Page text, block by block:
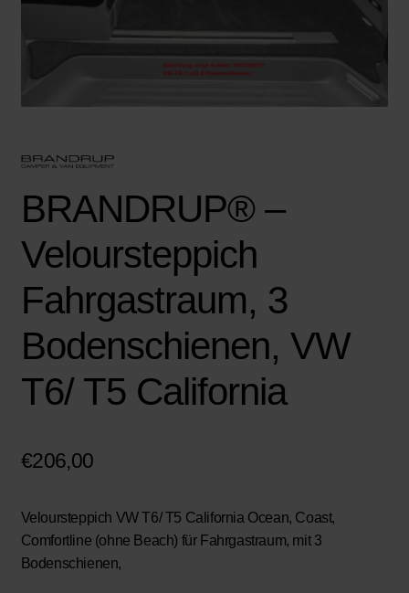
BRANDRUP® –
Veloursteppich
Fahrgastraum, 3
Bodenschienen, VW
T6/ T5 California
€206,00
Veloursteppich VW T6/ T5 California Ocean, Coast,
Comfortline (ohne Beach) für Fahrgastraum, mit 3
Bodenschienen,